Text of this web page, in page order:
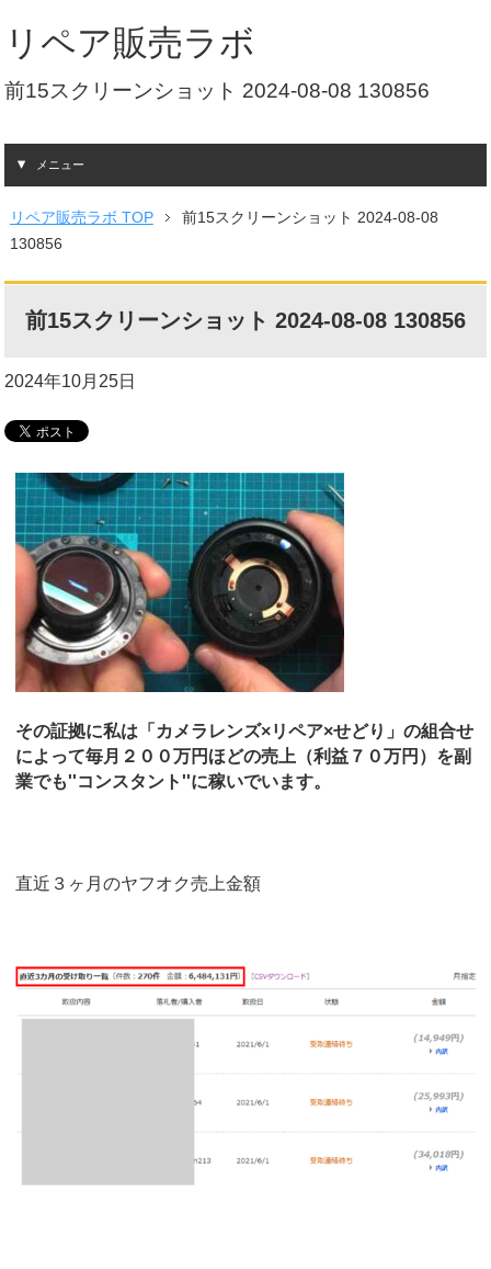
リペア販売ラボ
前15スクリーンショット 2024-08-08 130856
メニュー
リペア販売ラボ TOP
前15スクリーンショット 2024-08-08
130856
前15スクリーンショット 2024-08-08 130856
2024年10月25日
その証拠に私は「カメラレンズ×リペア×せどり」の組合せ
によって毎月２００万円ほどの売上（利益７０万円）を副
業でも''コンスタント''に稼いでいます。
直近３ヶ月のヤフオク売上金額